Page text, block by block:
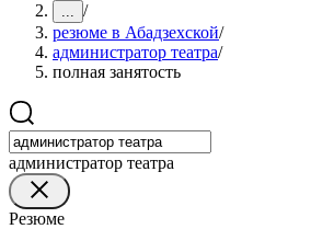
... /
резюме в Абадзехской/
администратор театра/
полная занятость
администратор театра
Резюме